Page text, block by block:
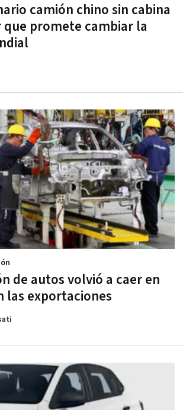
camión chino sin cabina
promete cambiar la
de autos volvió a caer en
las exportaciones